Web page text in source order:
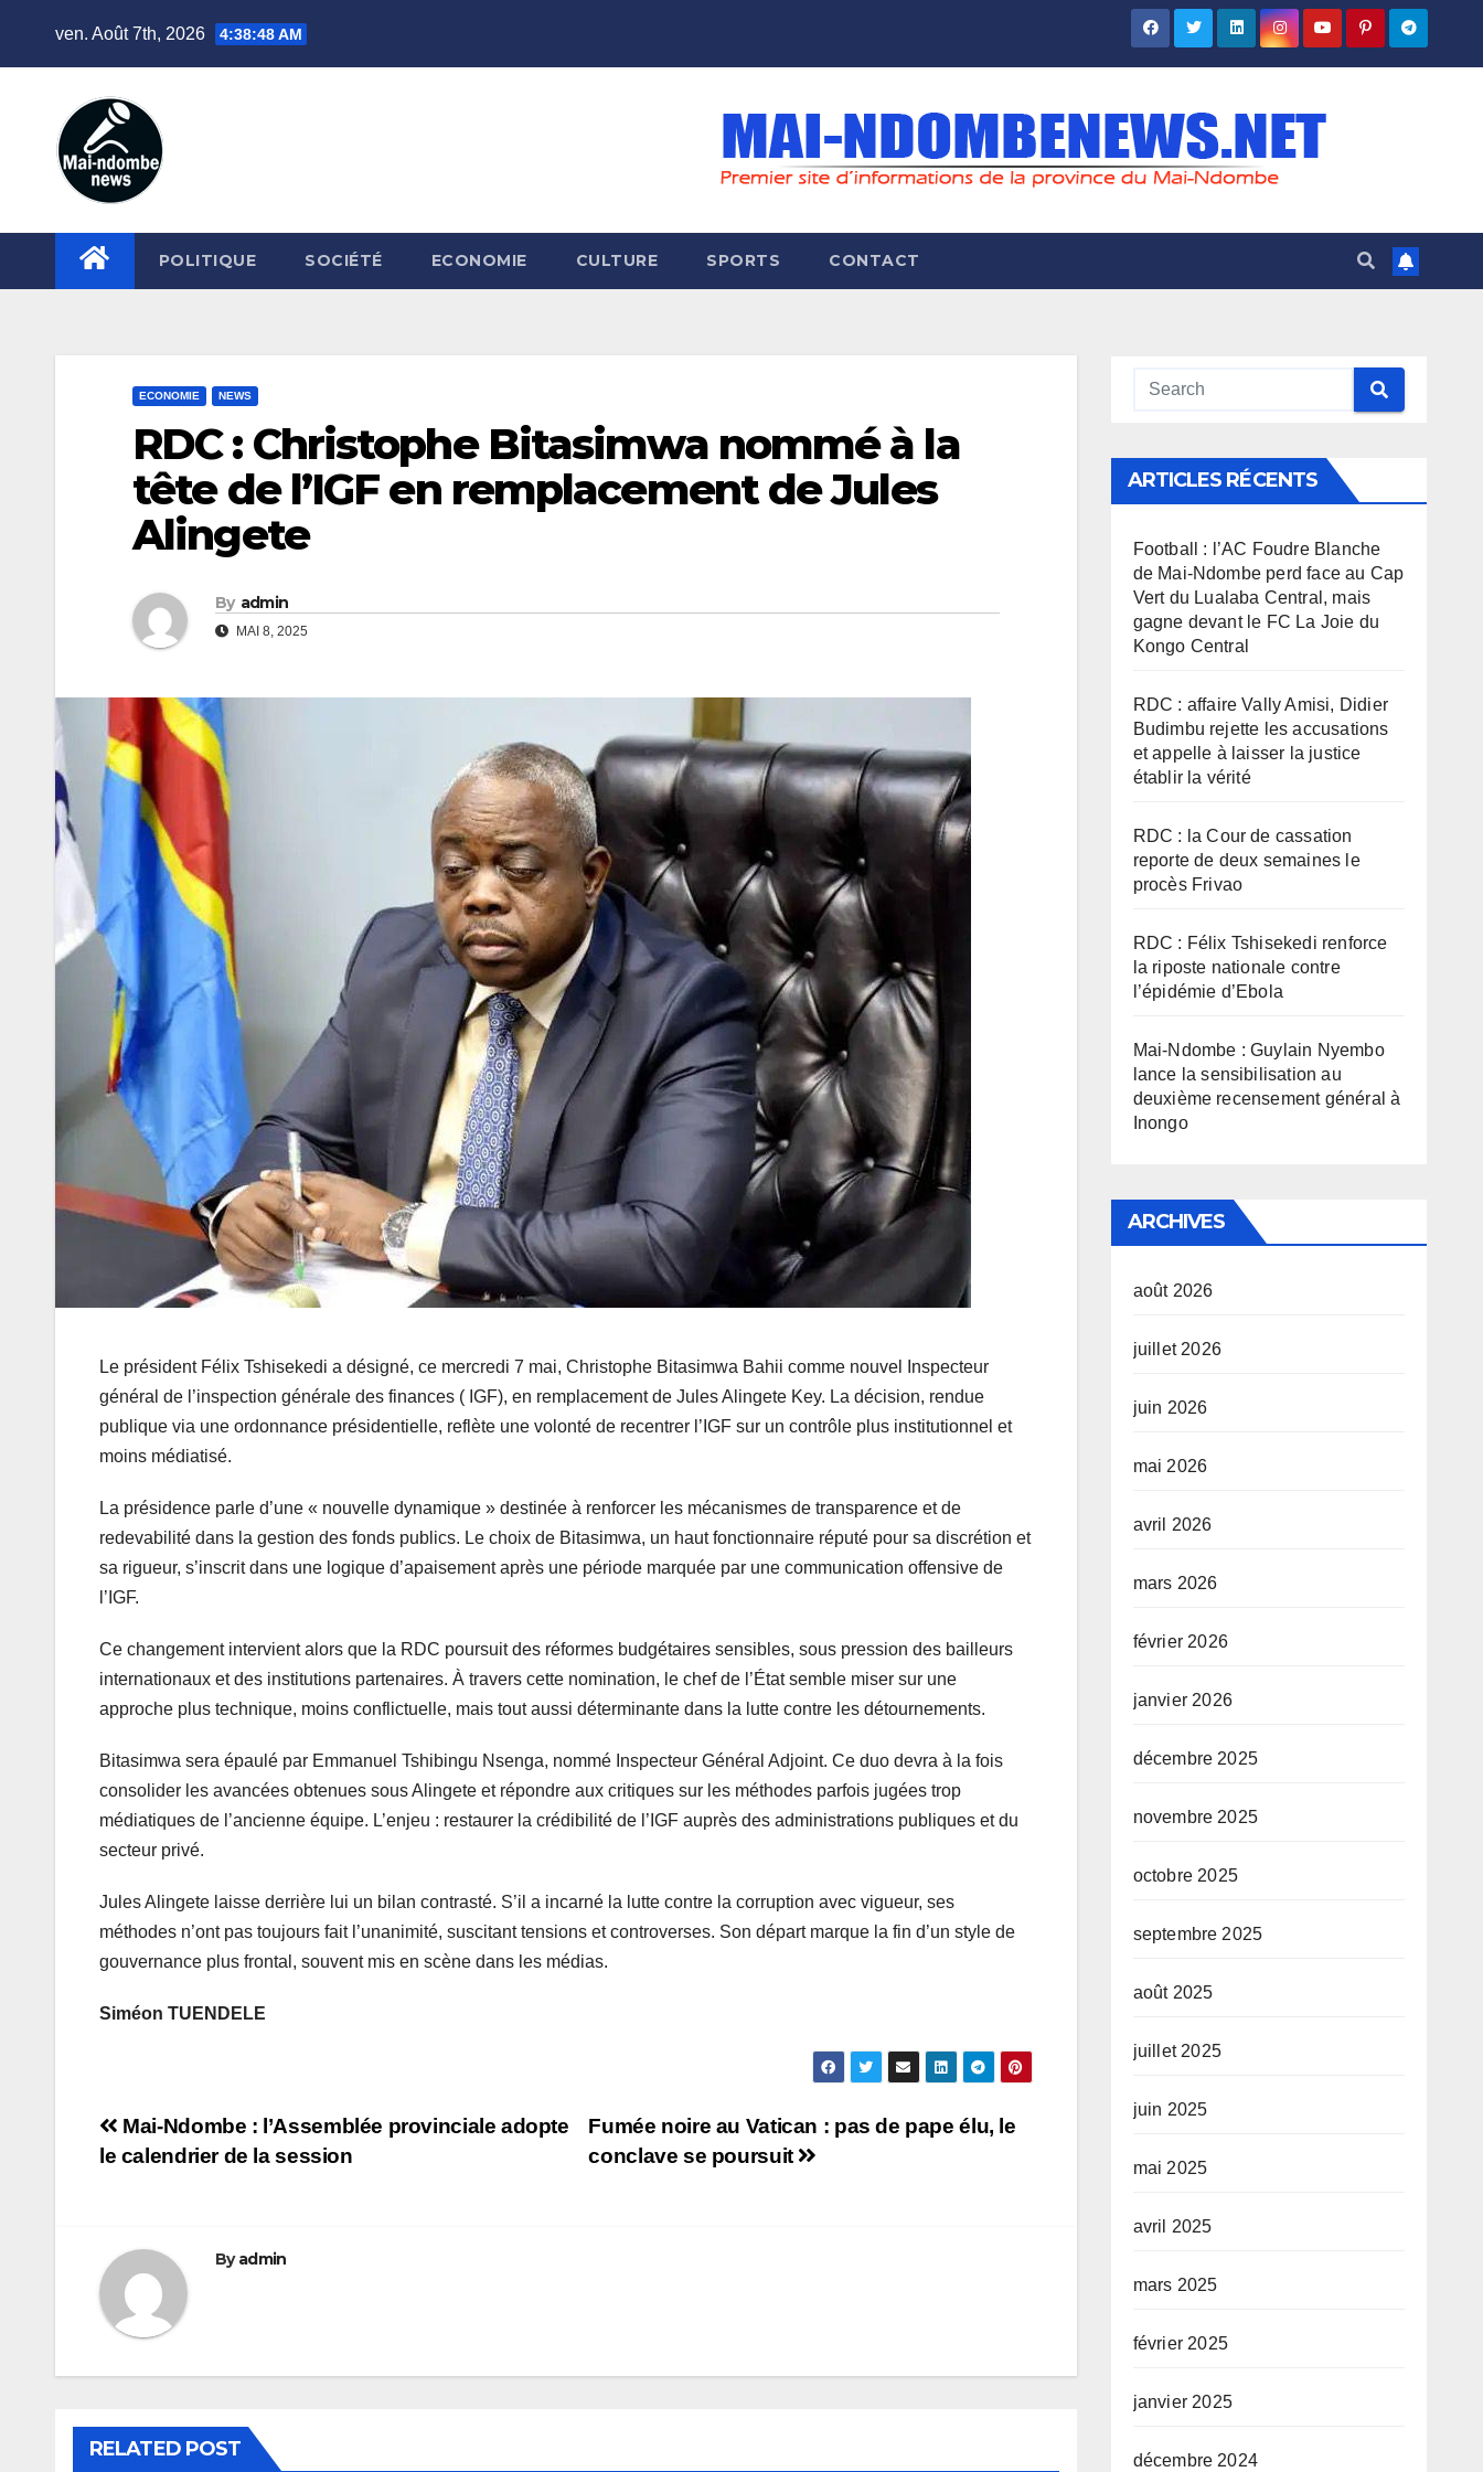
ven. Août 7th, 2026 4:38:49 AM
POLITIQUE SOCIÉTÉ ECONOMIE CULTURE SPORTS CONTACT
ECONOMIE NEWS
RDC : Christophe Bitasimwa nommé à la
tête de l’IGF en remplacement de Jules
Alingete
By admin
MAI 8, 2025
Le président Félix Tshisekedi a désigné, ce mercredi 7 mai, Christophe Bitasimwa Bahii comme nouvel Inspecteur
général de l’inspection générale des finances ( IGF), en remplacement de Jules Alingete Key. La décision, rendue
publique via une ordonnance présidentielle, reflète une volonté de recentrer l’IGF sur un contrôle plus institutionnel et
moins médiatisé.
La présidence parle d’une « nouvelle dynamique » destinée à renforcer les mécanismes de transparence et de
redevabilité dans la gestion des fonds publics. Le choix de Bitasimwa, un haut fonctionnaire réputé pour sa discrétion et
sa rigueur, s’inscrit dans une logique d’apaisement après une période marquée par une communication offensive de
l’IGF.
Ce changement intervient alors que la RDC poursuit des réformes budgétaires sensibles, sous pression des bailleurs
internationaux et des institutions partenaires. À travers cette nomination, le chef de l’État semble miser sur une
approche plus technique, moins conflictuelle, mais tout aussi déterminante dans la lutte contre les détournements.
Bitasimwa sera épaulé par Emmanuel Tshibingu Nsenga, nommé Inspecteur Général Adjoint. Ce duo devra à la fois
consolider les avancées obtenues sous Alingete et répondre aux critiques sur les méthodes parfois jugées trop
médiatiques de l’ancienne équipe. L’enjeu : restaurer la crédibilité de l’IGF auprès des administrations publiques et du
secteur privé.
Jules Alingete laisse derrière lui un bilan contrasté. S’il a incarné la lutte contre la corruption avec vigueur, ses
méthodes n’ont pas toujours fait l’unanimité, suscitant tensions et controverses. Son départ marque la fin d’un style de
gouvernance plus frontal, souvent mis en scène dans les médias.
Siméon TUENDELE
Navigation
Fumée noire au Vatican : pas de pape élu, le
conclave se poursuit
Mai-Ndombe : l’Assemblée provinciale adopte
le calendrier de la session
Byadmin
RELATED POST
ARTICLES RÉCENTS
Football : l’AC Foudre Blanche
de Mai-Ndombe perd face au Cap
Vert du Lualaba Central, mais
gagne devant le FC La Joie du
Kongo Central
RDC : affaire Vally Amisi, Didier
Budimbu rejette les accusations
et appelle à laisser la justice
établir la vérité
RDC : la Cour de cassation
reporte de deux semaines le
procès Frivao
RDC : Félix Tshisekedi renforce
la riposte nationale contre
l’épidémie d’Ebola
Mai-Ndombe : Guylain Nyembo
lance la sensibilisation au
deuxième recensement général à
Inongo
ARCHIVES
août 2026
juillet 2026
juin 2026
mai 2026
avril 2026
mars 2026
février 2026
janvier 2026
décembre 2025
novembre 2025
octobre 2025
septembre 2025
août 2025
juillet 2025
juin 2025
mai 2025
avril 2025
mars 2025
février 2025
janvier 2025
décembre 2024